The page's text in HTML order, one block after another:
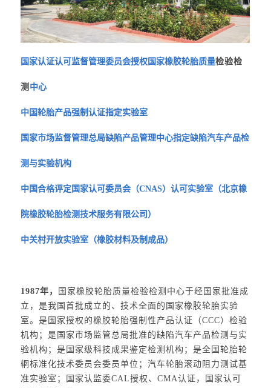
国家认证认可监督管理委员会授权国家橡胶轮胎质量检验检
测 中心
中国轮胎产品强制认证指定实验室
国家市场监督管理总局缺陷产品管理中心指定缺陷汽车产品检
测与实验机构
中国合格评定国家认可委员会（CNAS）认可实验室（北京橡
院橡胶轮胎检测技术服务有限公司）
中关村开放实验室（橡胶材料及制成品）
1987年，
国家橡胶轮胎质量检验检测中心于经国家批准成
立，是我国首批成立的、技术全面的国家橡胶轮胎实验
室。是国家授权的橡胶轮胎强制性产品认证（CCC）检验
机构；是国家市场监管总局批准的缺陷汽车产品检测与实
验机构；是国家级科技成果鉴定检测机构；是全国轮胎轮
辋标准化技术委员会委员单位；汽车轮胎滚动阻力测试基
准实验室；国家认监委CAL授权、CMA认证，国家认可